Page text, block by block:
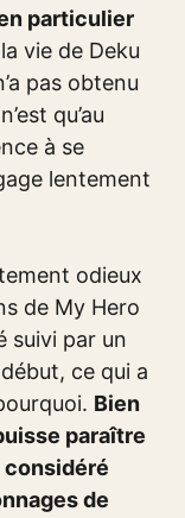
particulier
vie de Deku
pas obtenu
qu’au
à se
lentement
odieux
de My Hero
suivi par un
ce qui a
Bien
paraître
considéré
de